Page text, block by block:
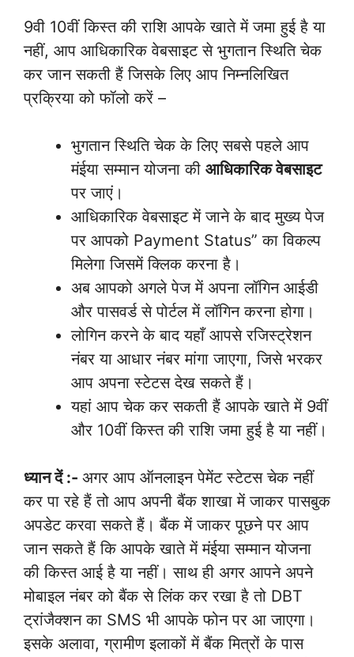
9वी 10वीं किस्त की राशि आपके खाते में जमा हुई है या
नहीं, आप आधिकारिक वेबसाइट से भुगतान स्थिति चेक
कर जान सकती हैं जिसके लिए आप निम्नलिखित
प्रक्रिया को फॉलो करें –
भुगतान स्थिति चेक के लिए सबसे पहले आप
मंईया सम्मान योजना की आधिकारिक वेबसाइट
पर जाएं।
आधिकारिक वेबसाइट में जाने के बाद मुख्य पेज
पर आपको Payment Status” का विकल्प
मिलेगा जिसमें क्लिक करना है।
अब आपको अगले पेज में अपना लॉगिन आईडी
और पासवर्ड से पोर्टल में लॉगिन करना होगा।
लोगिन करने के बाद यहाँ आपसे रजिस्ट्रेशन
नंबर या आधार नंबर मांगा जाएगा, जिसे भरकर
आप अपना स्टेटस देख सकते हैं।
यहां आप चेक कर सकती हैं आपके खाते में 9वीं
और 10वीं किस्त की राशि जमा हुई है या नहीं।
ध्यान दें :- अगर आप ऑनलाइन पेमेंट स्टेटस चेक नहीं
कर पा रहे हैं तो आप अपनी बैंक शाखा में जाकर पासबुक
अपडेट करवा सकते हैं। बैंक में जाकर पूछने पर आप
जान सकते हैं कि आपके खाते में मंईया सम्मान योजना
की किस्त आई है या नहीं। साथ ही अगर आपने अपने
मोबाइल नंबर को बैंक से लिंक कर रखा है तो DBT
ट्रांजैक्शन का SMS भी आपके फोन पर आ जाएगा।
इसके अलावा, ग्रामीण इलाकों में बैंक मित्रों के पास